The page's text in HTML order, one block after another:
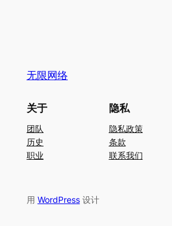
无限网络
关于
团队
历史
职业
隐私
隐私政策
条款
联系我们
用 WordPress设计